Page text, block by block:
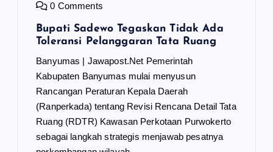
0 Comments
Bupati Sadewo Tegaskan Tidak Ada
Toleransi Pelanggaran Tata Ruang
Banyumas | Jawapost.Net Pemerintah
Kabupaten Banyumas mulai menyusun
Rancangan Peraturan Kepala Daerah
(Ranperkada) tentang Revisi Rencana Detail Tata
Ruang (RDTR) Kawasan Perkotaan Purwokerto
sebagai langkah strategis menjawab pesatnya